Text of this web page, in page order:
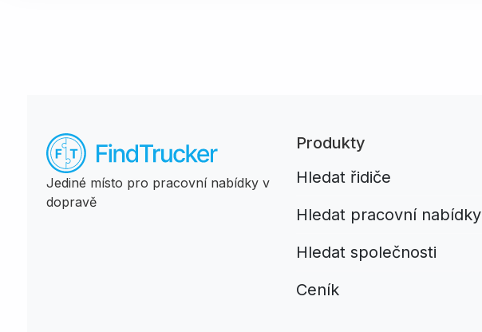
Jediné místo pro pracovní nabídky v
dopravě
Produkty
Hledat řidiče
Hledat pracovní nabídky
Hledat společnosti
Ceník